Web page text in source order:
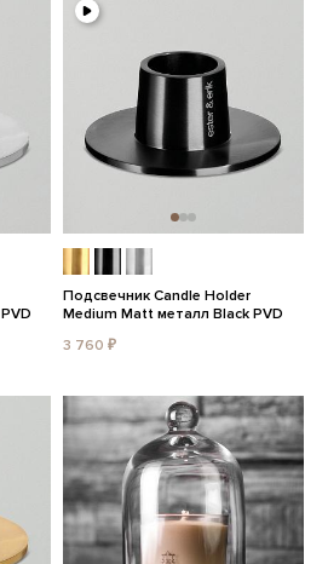
Подсвечник Candle Holder
Medium Matt металл Black PVD
3 760 ₽